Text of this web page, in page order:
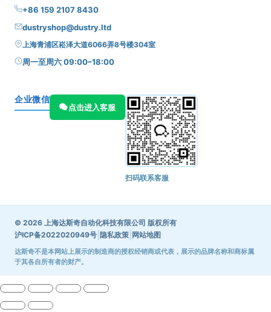
+86 159 2107 8430
dustryshop@dustry.ltd
上海青浦区崧泽大道6066弄8号楼304室
周一至周六 09:00–18:00
企业微信
点击进入客服
扫码联系客服
© 2026 上海达斯奇自动化科技有限公司 版权所有
沪ICP备2022020949号 隐私政策 网站地图
达斯奇不是本网站上展示的制造商的授权经销商或代表，展示的品牌名称和商标属
于其各自所有者的财产。